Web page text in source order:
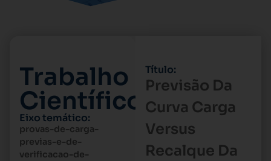
Trabalho
Científico
Eixo temático:
provas-de-carga-
previas-e-de-
verificacao-de-
Título:
Previsão Da
Curva Carga
Versus
Recalque Da